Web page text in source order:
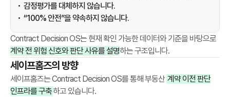
감정평가를 대체하지 않습니다.
“100% 안전”을 약속하지 않습니다.
Contract Decision OS는 현재 확인 가능한 데이터와 기준을 바탕으로
계약 전 위험 신호와 판단 사유를 설명하는 구조입니다.
세이프홈즈의 방향
세이프홈즈는 Contract Decision OS를 통해 부동산 계약 이전 판단
인프라를 구축하고 있습니다.
A
u
d
i
t
L